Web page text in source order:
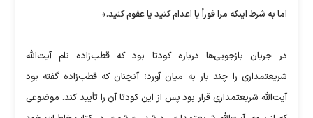
اما به شرط اینکه مرا فوراً یا اعدام کنید یا عفوم کنید.»
در جریان بازجویی‌ها درباره کودتا بود که قطب‌زاده نام آیت‌الله
شریعتمداری را چند بار به میان آورد؛ آنچنان که قطب‌زاده گفته بود
آیت‌الله شریعتمداری قرار بود پس از این کودتا آن را تأیید کند. موضوعی